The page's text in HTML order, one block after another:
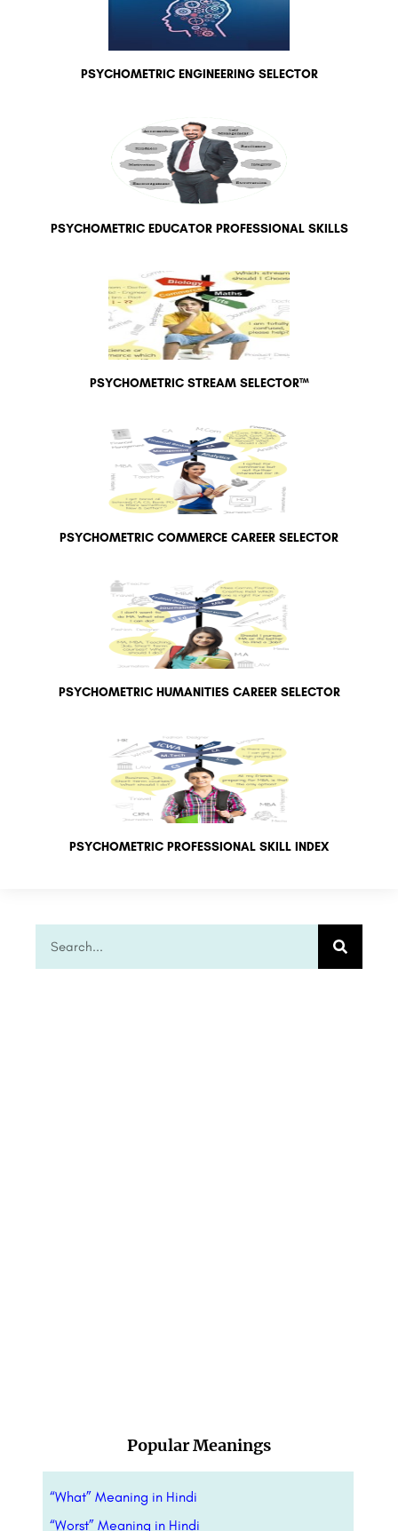
Popular Meanings
“What” Meaning in Hindi
“Worst” Meaning in Hindi
PSYCHOMETRIC ENGINEERING SELECTOR
PSYCHOMETRIC EDUCATOR PROFESSIONAL SKILLS
PSYCHOMETRIC STREAM SELECTOR™
PSYCHOMETRIC COMMERCE CAREER SELECTOR
PSYCHOMETRIC HUMANITIES CAREER SELECTOR
PSYCHOMETRIC PROFESSIONAL SKILL INDEX